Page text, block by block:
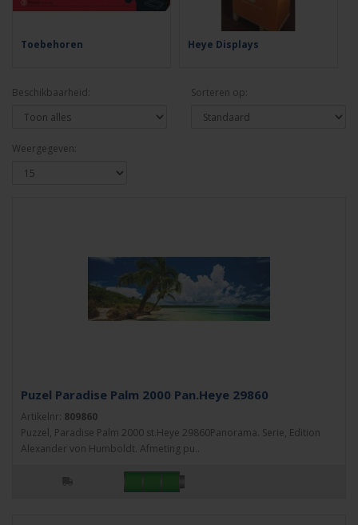
Toebehoren Heye Displays
Beschikbaarheid: Sorteren op:
Weergegeven:
Puzel Paradise Palm 2000 Pan.Heye 29860
Artikelnr: 809860
Puzzel, Paradise Palm 2000 st.Heye 29860Panorama. Serie, Edition
Alexander von Humboldt. Afmeting pu..